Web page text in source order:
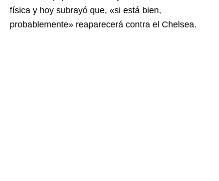
física y hoy subrayó que, «si está bien,
probablemente» reaparecerá contra el Chelsea.